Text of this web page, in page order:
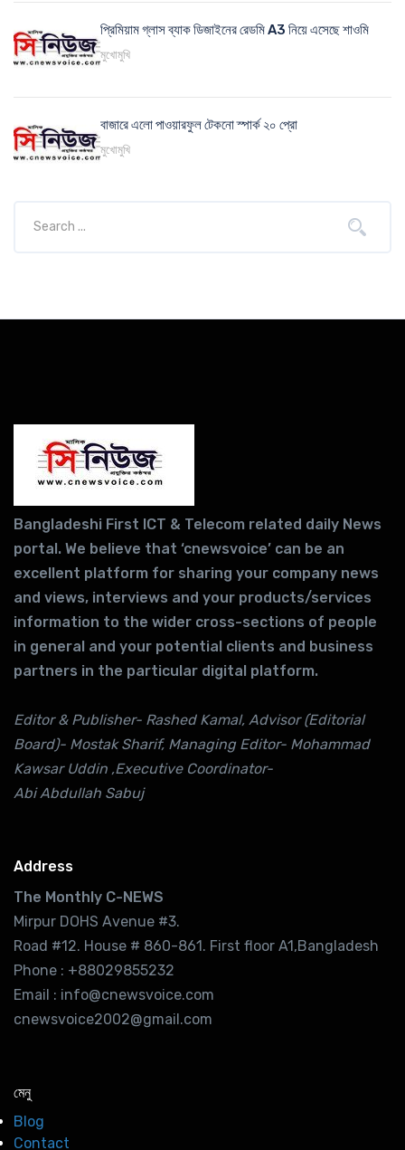
প্রিমিয়াম গ্লাস ব্যাক ডিজাইনের রেডমি A3 নিয়ে এসেছে শাওমি
মুখোমুখি
বাজারে এলো পাওয়ারফুল টেকনো স্পার্ক ২০ প্রো
মুখোমুখি
Bangladeshi First ICT & Telecom related daily News
portal. We believe that ‘cnewsvoice’ can be an
excellent platform for sharing your company news
and views, interviews and your products/services
information to the wider cross-sections of people
in general and your potential clients and business
partners in the particular digital platform.
Editor & Publisher- Rashed Kamal, Advisor (Editorial
Board)- Mostak Sharif, Managing Editor- Mohammad
Kawsar Uddin ,Executive Coordinator-
Abi Abdullah Sabuj
Address
The Monthly C-NEWS
Mirpur DOHS Avenue #3.
Road #12. House # 860-861. First floor A1,Bangladesh
Phone : +88029855232
Email : info@cnewsvoice.com
cnewsvoice2002@gmail.com
মেনু
Blog
Contact